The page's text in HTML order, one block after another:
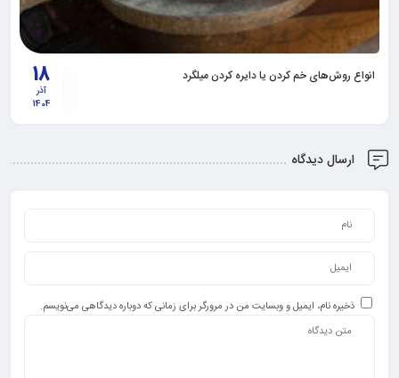
18
آذر
1404
انواع روش‌های خم کردن یا دایره کردن میلگرد
ارسال دیدگاه
ذخیره نام، ایمیل و وبسایت من در مرورگر برای زمانی که دوباره دیدگاهی می‌نویسم.